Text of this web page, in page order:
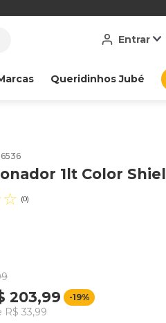
Entrar
Queridinhos Jubé
1lt Color
☆ (0)
203,99 -19%
R$ 33,99